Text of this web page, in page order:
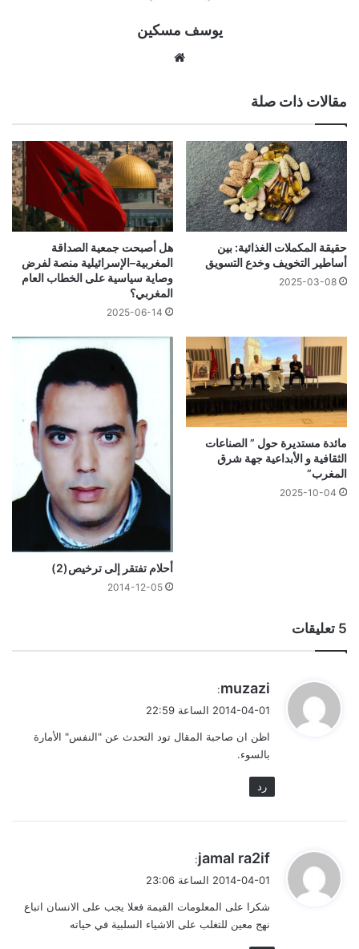
يوسف مسكين
مقالات ذات صلة
حقيقة ‏المكملات الغذائية: بين
أساطير التخويف وخدع التسويق
2025-03-08
هل أصبحت جمعية الصداقة
المغربية–الإسرائيلية منصة لفرض
وصاية سياسية على الخطاب العام
المغربي؟
2025-06-14
مائدة مستديرة حول ” الصناعات
الثقافية و الأبداعية جهة شرق
المغرب”
2025-10-04
أحلام تفتقر إلى ترخيص(2)
2014-12-05
‫5 تعليقات
ي
ل
muzazi
:
2014-04-01 الساعة 22:59
اظن ان صاحبة المقال تود التحدث عن "النفس" الأمارة
بالسوء.
رد
ي
ل
jamal ra2if
:
2014-04-01 الساعة 23:06
شكرا على المعلومات القيمة فعلا يجب على الانسان اتباع
نهج معين للتغلب على الاشياء السلبية في حياته